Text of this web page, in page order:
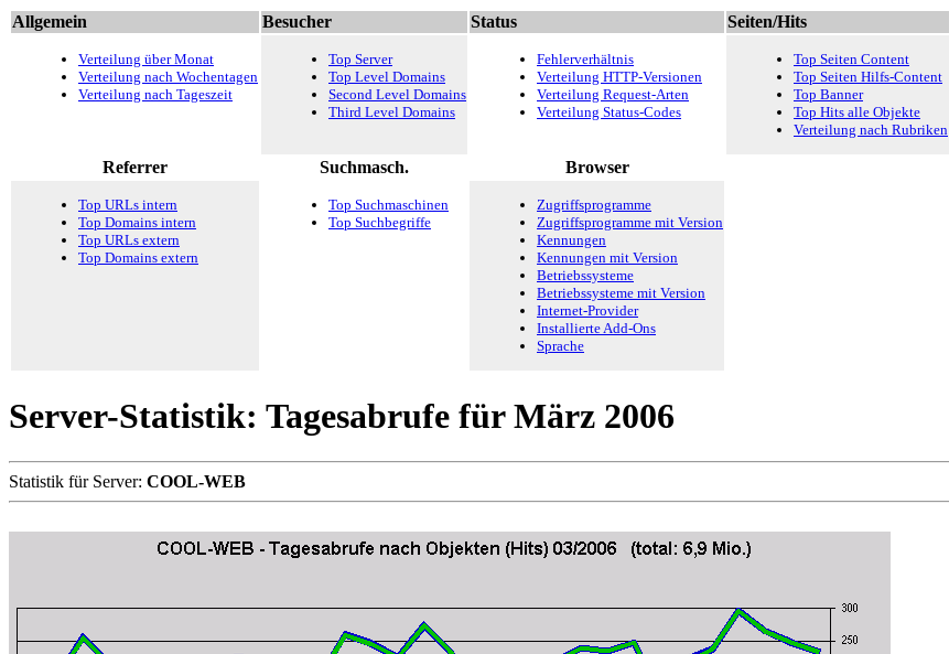
Allgemein Besucher Status Seiten/Hits
Verteilung über Monat
Verteilung nach Wochentagen
Verteilung nach Tageszeit
Top Server
Top Level Domains
Second Level Domains
Third Level Domains
Fehlerverhältnis
Verteilung HTTP-Versionen
Verteilung Request-Arten
Verteilung Status-Codes
Top Seiten Content
Top Seiten Hilfs-Content
Top Banner
Top Hits alle Objekte
Verteilung nach Rubriken
Referrer Suchmasch. Browser
Top URLs intern
Top Domains intern
Top URLs extern
Top Domains extern
Top Suchmaschinen
Top Suchbegriffe
Zugriffsprogramme
Zugriffsprogramme mit Version
Kennungen
Kennungen mit Version
Betriebssysteme
Betriebssysteme mit Version
Internet-Provider
Installierte Add-Ons
Sprache
Server-Statistik: Tagesabrufe für März 2006
Statistik für Server: COOL-WEB